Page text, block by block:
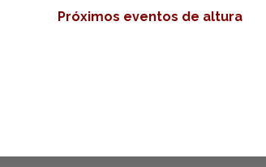
Próximos eventos de altura